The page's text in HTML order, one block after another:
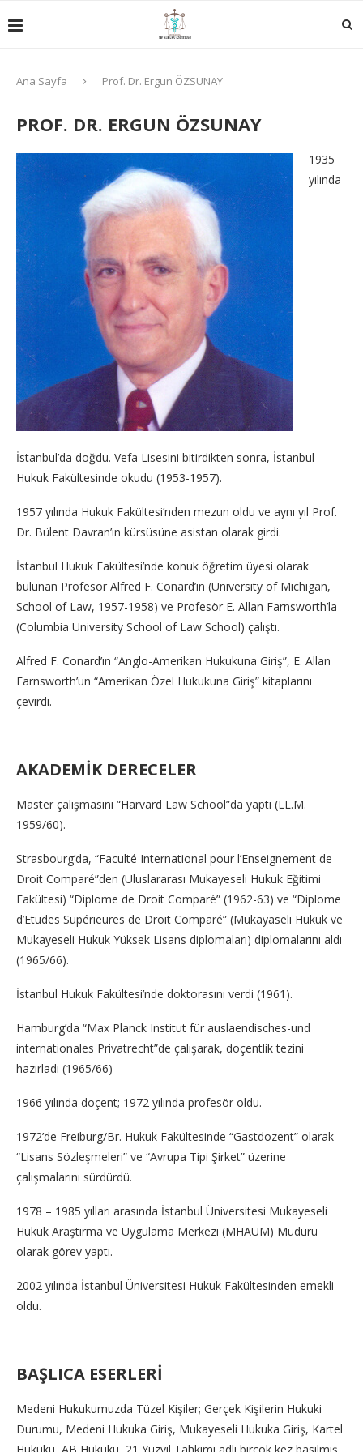
Ana Sayfa Prof. Dr. Ergun ÖZSUNAY
PROF. DR. ERGUN ÖZSUNAY
1935
yılında
İstanbul’da doğdu. Vefa Lisesini bitirdikten sonra, İstanbul
Hukuk Fakültesinde okudu (1953-1957).
1957 yılında Hukuk Fakültesi’nden mezun oldu ve aynı yıl Prof.
Dr. Bülent Davran’ın kürsüsüne asistan olarak girdi.
İstanbul Hukuk Fakültesi’nde konuk öğretim üyesi olarak
bulunan Profesör Alfred F. Conard’ın (University of Michigan,
School of Law, 1957-1958) ve Profesör E. Allan Farnsworth’la
(Columbia University School of Law School) çalıştı.
Alfred F. Conard’ın “Anglo-Amerikan Hukukuna Giriş”, E. Allan
Farnsworth’un “Amerikan Özel Hukukuna Giriş” kitaplarını
çevirdi.
AKADEMİK DERECELER
Master çalışmasını “Harvard Law School”da yaptı (LL.M.
1959/60).
Strasbourg’da, “Faculté International pour l’Enseignement de
Droit Comparé”den (Uluslararası Mukayeseli Hukuk Eğitimi
Fakültesi) “Diplome de Droit Comparé” (1962-63) ve “Diplome
d’Etudes Supérieures de Droit Comparé” (Mukayaseli Hukuk ve
Mukayeseli Hukuk Yüksek Lisans diplomaları) diplomalarını aldı
(1965/66).
İstanbul Hukuk Fakültesi’nde doktorasını verdi (1961).
Hamburg’da “Max Planck Institut für auslaendisches-und
internationales Privatrecht”de çalışarak, doçentlik tezini
hazırladı (1965/66)
1966 yılında doçent; 1972 yılında profesör oldu.
1972’de Freiburg/Br. Hukuk Fakültesinde “Gastdozent” olarak
“Lisans Sözleşmeleri” ve “Avrupa Tipi Şirket” üzerine
çalışmalarını sürdürdü.
1978 – 1985 yılları arasında İstanbul Üniversitesi Mukayeseli
Hukuk Araştırma ve Uygulama Merkezi (MHAUM) Müdürü
olarak görev yaptı.
2002 yılında İstanbul Üniversitesi Hukuk Fakültesinden emekli
oldu.
BAŞLICA ESERLERİ
Medeni Hukukumuzda Tüzel Kişiler; Gerçek Kişilerin Hukuki
Durumu, Medeni Hukuka Giriş, Mukayeseli Hukuka Giriş, Kartel